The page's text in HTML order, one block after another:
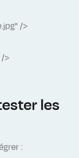
/>
/>
les
: